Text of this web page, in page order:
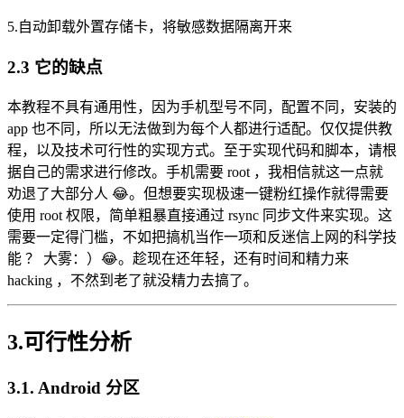
5.自动卸载外置存储卡，将敏感数据隔离开来
2.3 它的缺点
本教程不具有通用性，因为手机型号不同，配置不同，安装的
app 也不同，所以无法做到为每个人都进行适配。仅仅提供教
程，以及技术可行性的实现方式。至于实现代码和脚本，请根
据自己的需求进行修改。手机需要 root ，我相信就这一点就
劝退了大部分人 😂。但想要实现极速一键粉红操作就得需要
使用 root 权限，简单粗暴直接通过 rsync 同步文件来实现。这
需要一定得门槛，不如把搞机当作一项和反迷信上网的科学技
能 ？ 大雾：）😂。趁现在还年轻，还有时间和精力来
hacking ，不然到老了就没精力去搞了。
3.可行性分析
3.1. Android 分区